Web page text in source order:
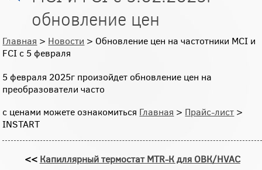
обновление цен
Главная > Новости > Обновление цен на частотники MCI и
FCI с 5 февраля
5 февраля 2025г произойдет обновление цен на
преобразователи часто
с ценами можете ознакомиться Главная > Прайс-лист >
INSTART
<< Капиллярный термостат МТR-К для ОВК/HVAC